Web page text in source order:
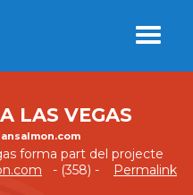
LAS VEGAS
forma part del projecte
- (358) -
Permalink